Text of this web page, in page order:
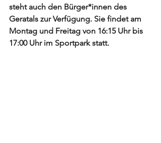
steht auch den Bürger*innen des
Geratals zur Verfügung. Sie findet am
Montag und Freitag von 16:15 Uhr bis
17:00 Uhr im Sportpark statt.